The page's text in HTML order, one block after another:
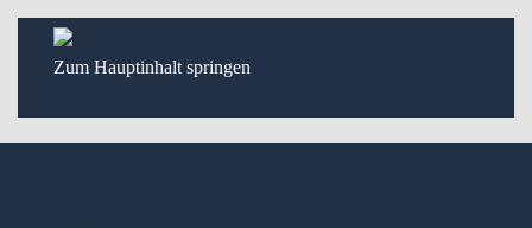
Zum Hauptinhalt springen